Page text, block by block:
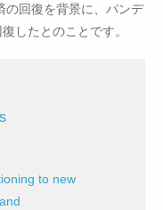
の回復を背景に、パンデ
したとのことです。
to new